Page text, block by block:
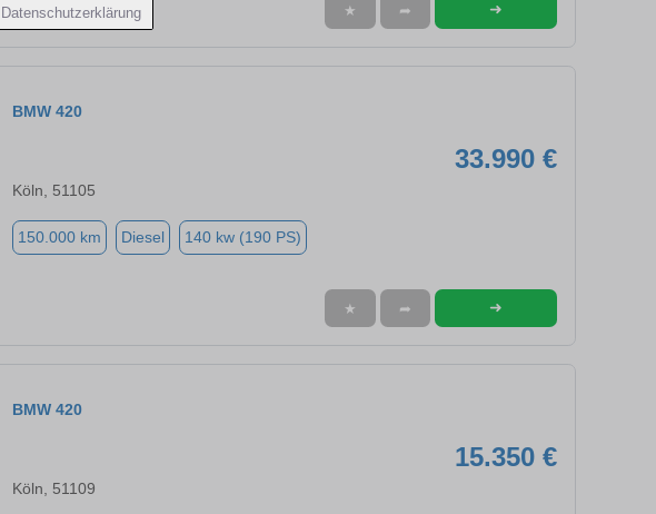
Datenschutzerklärung ★ ➦ ➜
BMW 420
33.990 €
Köln, 51105
150.000 km Diesel 140 kw (190 PS)
★ ➦ ➜
BMW 420
15.350 €
Köln, 51109